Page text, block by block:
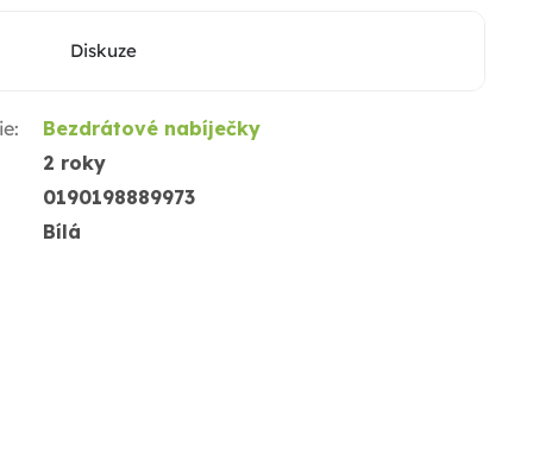
Diskuze
:
Bezdrátové nabíječky
2 roky
0190198889973
Bílá